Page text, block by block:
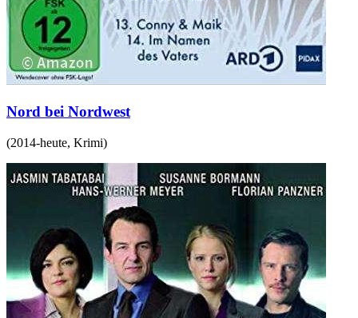
Nord bei Nordwest
(2014-heute, Krimi)